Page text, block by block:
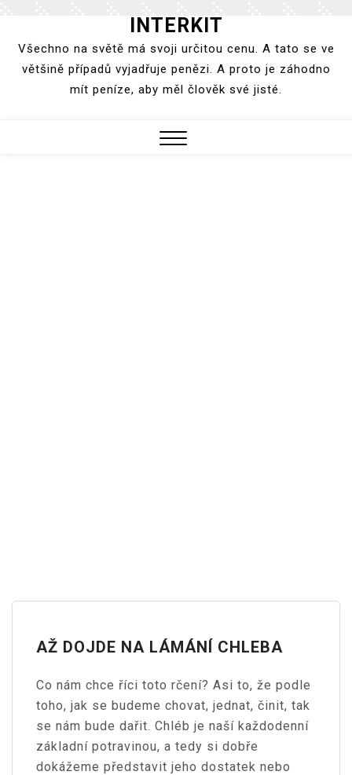
content
INTERKIT
Všechno na světě má svoji určitou cenu. A tato se ve
většině případů vyjadřuje penězi. A proto je záhodno
mít peníze, aby měl člověk své jisté.
AŽ DOJDE NA LÁMÁNÍ CHLEBA
Co nám chce říci toto rčení? Asi to, že podle
toho, jak se budeme chovat, jednat, činit, tak
se nám bude dařit. Chléb je naší každodenní
základní potravinou, a tedy si dobře
dokážeme představit jeho dostatek nebo